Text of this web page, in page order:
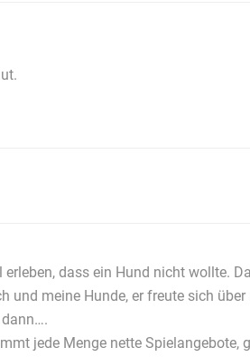
dass ein Hund nicht wollte.
meine Hunde, er freute sich
jede Menge nette Spielangebote,